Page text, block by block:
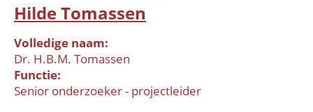
Hilde Tomassen
Volledige naam
Dr. H.B.M. Tomassen
Functie
Senior onderzoeker - projectleider